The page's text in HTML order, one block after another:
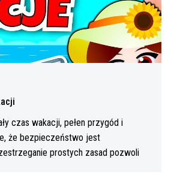
czas wakacji, pełen przygód i
że bezpieczeństwo jest
prostych zasad pozwoli